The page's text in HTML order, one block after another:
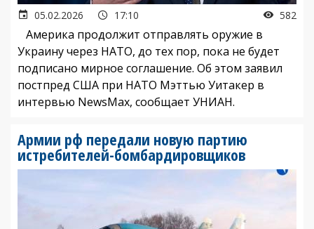
05.02.2026 17:10 582
Америка продолжит отправлять оружие в
Украину через НАТО, до тех пор, пока не будет
подписано мирное соглашение. Об этом заявил
постпред США при НАТО Мэттью Уитакер в
интервью NewsMax, сообщает УНИАН.
Армии рф передали новую партию
истребителей-бомбардировщиков